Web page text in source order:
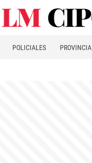
POLICIALES PROVINCIA